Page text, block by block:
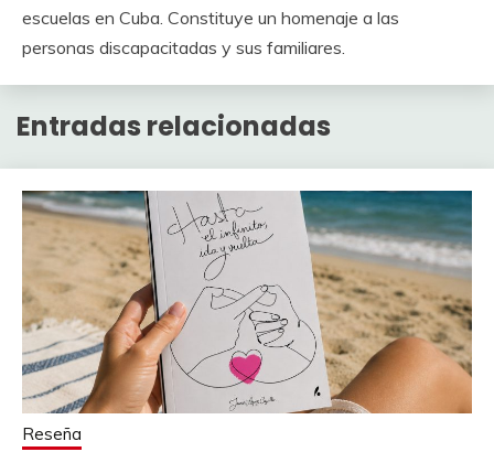
escuelas en Cuba. Constituye un homenaje a las
personas discapacitadas y sus familiares.
Entradas relacionadas
Reseña